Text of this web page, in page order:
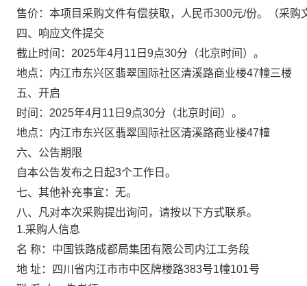
售价：本项目采购文件有偿获取，人民币300元/份。（采
四、响应文件提交
截止时间：2025年4月11日9点30分（北京时间）。
地点：内江市东兴区翡翠国际社区清溪路商业楼47幢三楼
五、开启
时间：2025年4月11日9点30分（北京时间）。
地点：内江市东兴区翡翠国际社区清溪路商业楼47幢
六、公告期限
自本公告发布之日起3个工作日。
七、其他补充事宜：无。
八、凡对本次采购提出询问，请按以下方式联系。
1.采购人信息
名 称：中国铁路成都局集团有限公司内江工务段
地 址：四川省内江市市中区牌楼路383号1幢101号